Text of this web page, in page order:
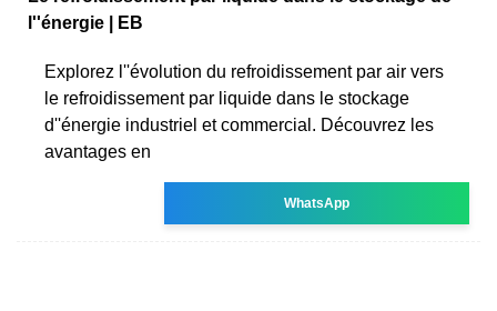
l''énergie | EB
Explorez l''évolution du refroidissement par air vers
le refroidissement par liquide dans le stockage
d''énergie industriel et commercial. Découvrez les
avantages en
WhatsApp